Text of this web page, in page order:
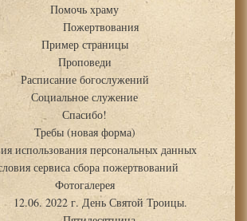
Помочь храму
Пожертвования
Пример страницы
Проповеди
Расписание богослужений
Социальное служение
Спасибо!
Требы (новая форма)
использования персональных данных
сервиса сбора пожертвований
Фотогалерея
12.06. 2022 г. День Святой Троицы.